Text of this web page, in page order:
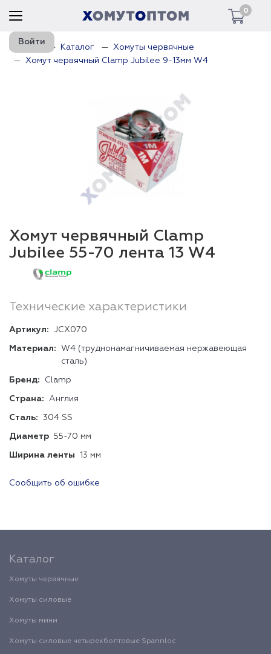
0
Войти
Главная Каталог
Хомуты червячные
Хомут червячный Clamp Jubilee 9-13мм W4
Хомут червячный Clamp
Jubilee 55-70 лента 13 W4
Технические характеристики
Артикул: JCX070
Материал:
W4 (труднонамагничиваемая нержавеющая
сталь)
Бренд: Clamp
Страна: Англия
Сталь: 304 SS
Диаметр 55-70 мм
Ширина ленты 13 мм
Сообщить об ошибке
Каталог
Хомуты червячные
Хомуты силовые
Хомуты мини
Хомуты силовые четырехболтовые Spannloc